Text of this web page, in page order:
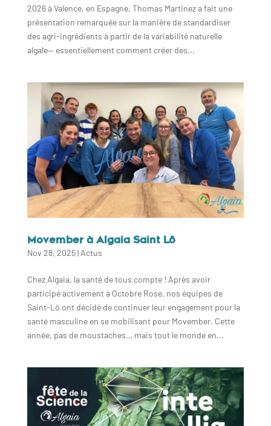
2026 à Valence, en Espagne, Thomas Martinez a fait une
présentation remarquée sur la manière de standardiser
des agri-ingrédients à partir de la variabilité naturelle
algale— essentiellement comment créer des...
Movember à Algaia Saint Lô
Nov 28, 2025| Actus
Chez Algaia, la santé de tous compte ! Après avoir
participé activement à Octobre Rose, nos équipes de
Saint-Lô ont décidé de continuer leur engagement pour la
santé masculine en se mobilisant pour Movember. Cette
année, pas de moustaches… mais tout le monde en...